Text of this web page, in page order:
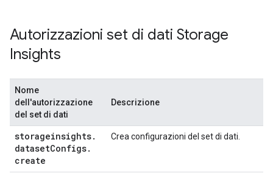
Autorizzazioni set di dati Storage
Insights
Nome
dell'autorizzazione
del set di dati
Descrizione
storageinsights.
datasetConfigs.
create
Crea configurazioni del set di dati.